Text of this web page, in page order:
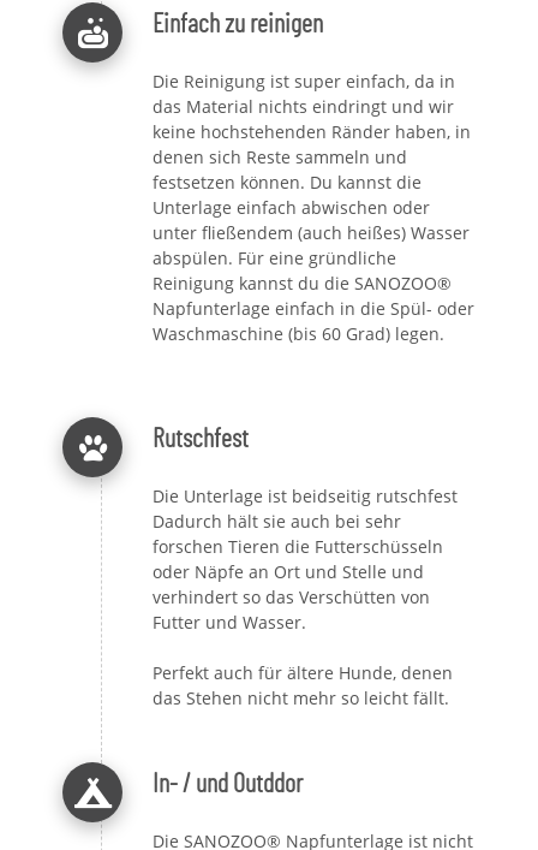
Einfach zu reinigen
Die Reinigung ist super einfach, da in
das Material nichts eindringt und wir
keine hochstehenden Ränder haben, in
denen sich Reste sammeln und
festsetzen können. Du kannst die
Unterlage einfach abwischen oder
unter fließendem (auch heißes) Wasser
abspülen. Für eine gründliche
Reinigung kannst du die SANOZOO®
Napfunterlage einfach in die Spül- oder
Waschmaschine (bis 60 Grad) legen.
Rutschfest
Die Unterlage ist beidseitig rutschfest
Dadurch hält sie auch bei sehr
forschen Tieren die Futterschüsseln
oder Näpfe an Ort und Stelle und
verhindert so das Verschütten von
Futter und Wasser.
Perfekt auch für ältere Hunde, denen
das Stehen nicht mehr so leicht fällt.
In- / und Outddor
Die SANOZOO® Napfunterlage ist nicht